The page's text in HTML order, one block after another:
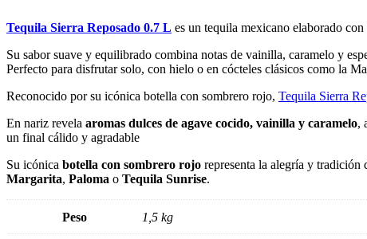
Tequila Sierra Reposado 0.7 L es un tequila mexicano elaborado
Su sabor suave y equilibrado combina notas de vainilla, caramelo y
Perfecto para disfrutar solo, con hielo o en cócteles clásicos como la
Reconocido por su icónica botella con sombrero rojo, Tequila Sierra
En nariz revela aromas dulces de agave cocido, vainilla y caramelo,
un final cálido y agradable
Su icónica botella con sombrero rojo representa la alegría y tradición
Margarita, Paloma o Tequila Sunrise.
Peso 1,5 kg